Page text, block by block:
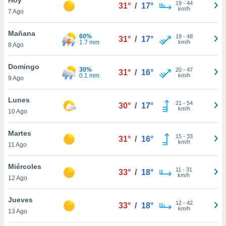
y
en
más
de
7 Ago
31° / 17° 19- 44
km/h
Mañana
8 Ago
60%
1.7 mm
31° / 17° 19- 48
km/h
Domingo
9 Ago
30%
0.1 mm
31° / 16° 20- 47
km/h
Lunes
10 Ago
30° / 17° 21 - 54
km/h
Martes
11 Ago
31° / 16° 15- 33
km/h
Miércoles
12 Ago
33° / 18° 11 - 31
km/h
Jueves
13 Ago
33° / 18° 12- 42
km/h